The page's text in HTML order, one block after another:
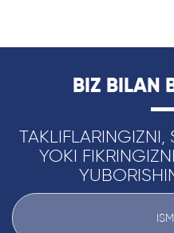
BIZ BILAN
TAKLIFLARINGIZNI,
YOKI